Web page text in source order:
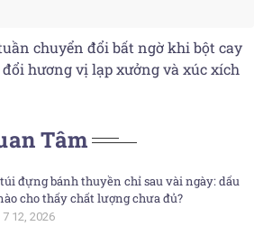
chuyển đổi bất ngờ khi bột cay
hương vị lạp xưởng và xúc xích
Tâm
đựng bánh thuyền chỉ sau vài ngày: dấu
cho thấy chất lượng chưa đủ?
12, 2026